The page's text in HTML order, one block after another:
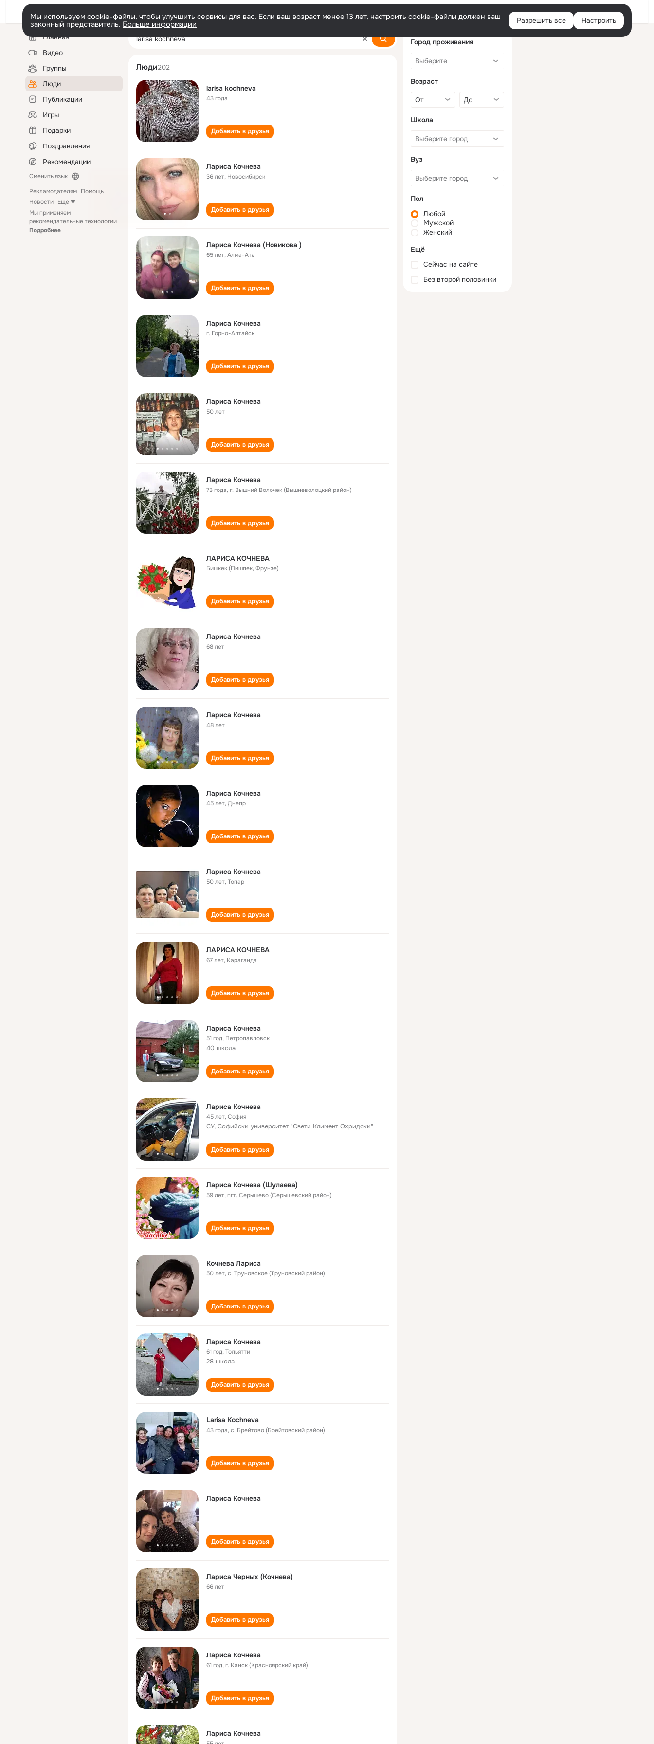
Войти
Мы используем cookie-файлы, чтобы улучшить сервисы для вас. Если ваш возраст менее 13 лет, настроить cookie-файлы должен ваш
законный представитель. Больше информации Разрешить все Настроить
Левая
колонкаГлавная
Видео
Группы
Люди
Публикации
Игры
Подарки
Поздравления
Рекомендации
Сменить язык
Рекламодателям Помощь
Новости Ещё
Мы применяем
рекомендательные технологии
Подробнее
larisa kochneva
Люди202
larisa kochneva
43 года
Добавить в друзья
Лариса Кочнева
36 лет, Новосибирск
Добавить в друзья
Лариса Кочнева (Новикова )
65 лет,Алма-Ата
Добавить в друзья
Лариса Кочнева
г. Горно-Алтайск
Добавить в друзья
Лариса Кочнева
50 лет
Добавить в друзья
Лариса Кочнева
73 года,г. Вышний Волочек (Вышневолоцкий район)
Добавить в друзья
ЛАРИСА КОЧНЕВА
Бишкек (Пишпек, Фрунзе)
Добавить в друзья
Лариса Кочнева
68 лет
Добавить в друзья
Лариса Кочнева
48 лет
Добавить в друзья
Лариса Кочнева
45 лет,Днепр
Добавить в друзья
Лариса Кочнева
50 лет,Топар
Добавить в друзья
ЛАРИСА КОЧНЕВА
67 лет, Караганда
Добавить в друзья
Лариса Кочнева
51 год, Петропавловск
40 школа
Добавить в друзья
Лариса Кочнева
45 лет,София
СУ, Софийски университет "Свети Климент Охридски"
Добавить в друзья
Лариса Кочнева (Шулаева)
59 лет,пгт. Серышево (Серышевский район)
Добавить в друзья
Кочнева Лариса
50 лет,с. Труновское (Труновский район)
Добавить в друзья
Лариса Кочнева
61 год,Тольятти
28 школа
Добавить в друзья
Larisa Kochneva
43 года,с. Брейтово (Брейтовский район)
Добавить в друзья
Лариса Кочнева
Добавить в друзья
Лариса Черных (Кочнева)
66 лет
Добавить в друзья
Лариса Кочнева
61 год,г. Канск (Красноярский край)
Добавить в друзья
Лариса Кочнева
Город проживания
Возраст
Школа
Вуз
Пол
Любой
Мужской
Женский
Ещё
Сейчас на сайте
Без второй половинки